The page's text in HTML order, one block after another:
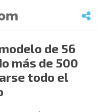
de 56
más de 500
todo el